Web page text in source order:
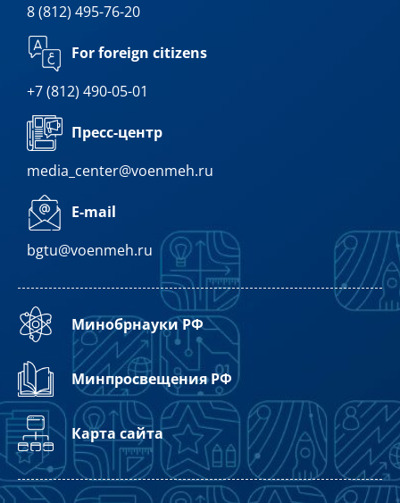
8 (812) 495-76-20
For foreign citizens
+7 (812) 490-05-01
Пресс-центр
media_center@voenmeh.ru
E-mail
bgtu@voenmeh.ru
Минобрнауки РФ
Минпросвещения РФ
Карта сайта